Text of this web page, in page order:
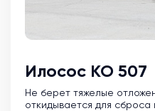
Илосос КО 507
Не берет тяжелые
откидывается для сброса